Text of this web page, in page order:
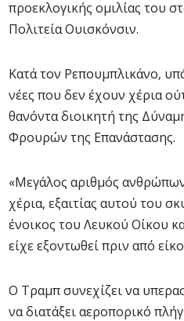
προεκλογικής ομιλίας του
Πολιτεία Ουισκόνσιν.
Κατά τον Ρεπουμπλικάνο,
νέες που δεν έχουν χέρια
θανόντα διοικητή της
Φρουρών της Επανάστασης.
«Μεγάλος αριθμός
χέρια, εξαιτίας αυτού του
ένοικος του Λευκού Οίκου
είχε εξοντωθεί πριν από
Ο Τραμπ συνεχίζει να
να διατάξει αεροπορικό